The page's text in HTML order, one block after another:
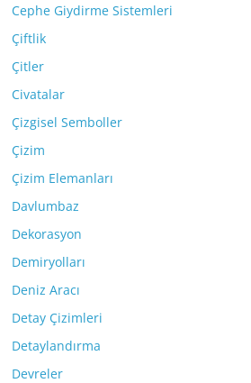
Cephe Giydirme Sistemleri
Çiftlik
Çitler
Civatalar
Çizgisel Semboller
Çizim
Çizim Elemanları
Davlumbaz
Dekorasyon
Demiryolları
Deniz Aracı
Detay Çizimleri
Detaylandırma
Devreler